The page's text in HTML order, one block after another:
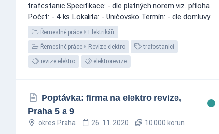
trafostanic Specifikace: - dle platných norem viz. příloha
Počet: - 4 ks Lokalita: - Uničovsko Termín: - dle domluvy
Řemeslné práce Elektrikáři
Řemeslné práce Revize elektro trafostanici
revize elektro elektrorevize
Poptávka: firma na elektro revize,
Praha 5 a 9
okres Praha 26. 11. 2020 10 000 korun